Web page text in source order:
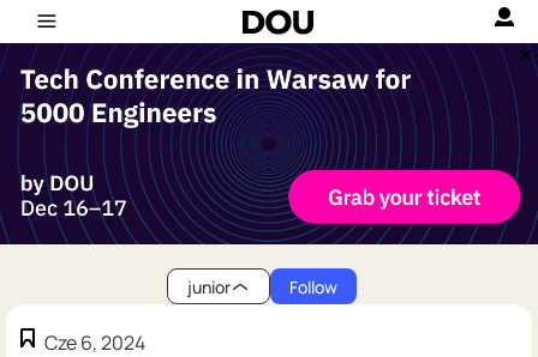
junior Follow
Cze 6, 2024